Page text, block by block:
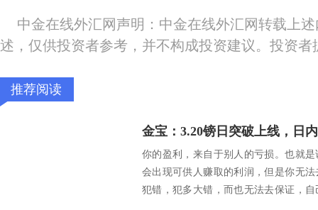
中金在线外汇网声明：中金在线外汇网转载上
述，仅供投资者参考，并不构成投资建议。投资
推荐阅读
金宝：3.20镑日突破上线，日
你的盈利，来自于别人的亏损。也就
会出现可供人赚取的利润，但是你无
犯错，犯多大错，而也无法去保证，